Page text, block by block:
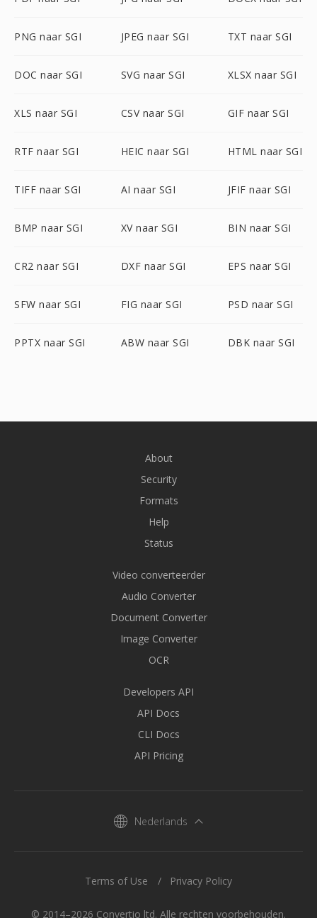
PNG naar SGI JPEG naar SGI TXT naar SGI
DOC naar SGI SVG naar SGI XLSX naar SGI
XLS naar SGI CSV naar SGI GIF naar SGI
RTF naar SGI HEIC naar SGI HTML naar SGI
TIFF naar SGI AI naar SGI JFIF naar SGI
BMP naar SGI XV naar SGI BIN naar SGI
CR2 naar SGI DXF naar SGI EPS naar SGI
SFW naar SGI FIG naar SGI PSD naar SGI
PPTX naar SGI ABW naar SGI DBK naar SGI
About
Security
Formats
Help
Status
Video converteerder
Audio Converter
Document Converter
Image Converter
OCR
Developers API
API Docs
CLI Docs
API Pricing
Nederlands
© 2014–2026 Convertio ltd. Alle rechten voorbehouden.
Terms of Use Privacy Policy